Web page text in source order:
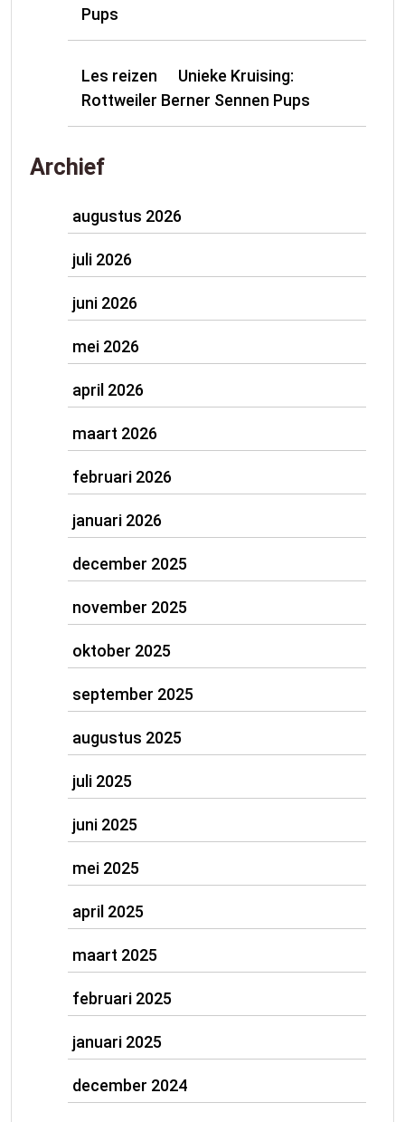
Pups
Les reizen
Unieke Kruising:
Rottweiler Berner Sennen Pups
Archief
augustus 2026
juli 2026
juni 2026
mei 2026
april 2026
maart 2026
februari 2026
januari 2026
december 2025
november 2025
oktober 2025
september 2025
augustus 2025
juli 2025
juni 2025
mei 2025
april 2025
maart 2025
februari 2025
januari 2025
december 2024